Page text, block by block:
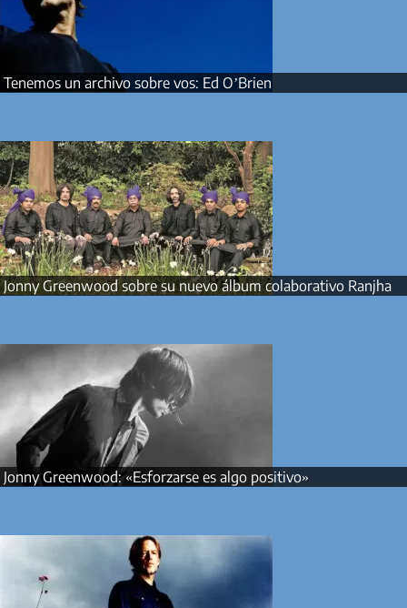
Tenemos un archivo sobre vos: Ed O’Brien
Jonny Greenwood sobre su nuevo álbum colaborativo Ranjha
Jonny Greenwood: «Esforzarse es algo positivo»